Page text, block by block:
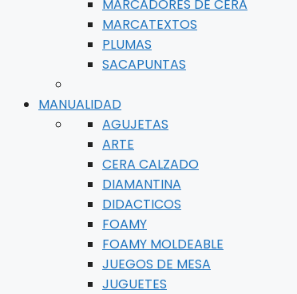
MARCADORES DE CERA
MARCATEXTOS
PLUMAS
SACAPUNTAS
MANUALIDAD
AGUJETAS
ARTE
CERA CALZADO
DIAMANTINA
DIDACTICOS
FOAMY
FOAMY MOLDEABLE
JUEGOS DE MESA
JUGUETES